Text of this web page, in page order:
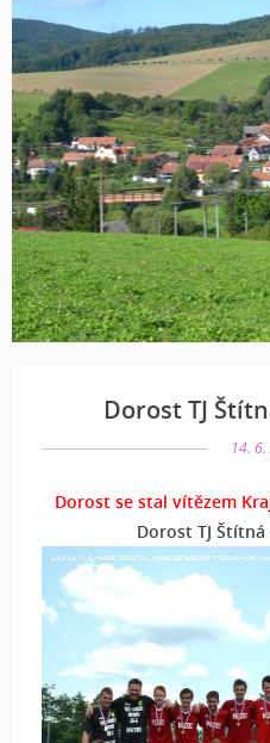
Dorost TJ
14.
Dorost se stal vítězem
Dorost TJ Štítná